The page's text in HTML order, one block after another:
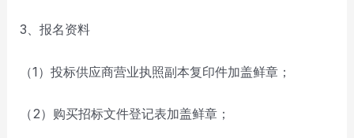
3、报名资料
（1）投标供应商营业执照副本复印件加盖鲜章；
（2）购买招标文件登记表加盖鲜章；